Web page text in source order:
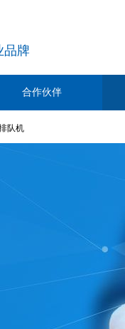
品牌
合作伙伴
队机